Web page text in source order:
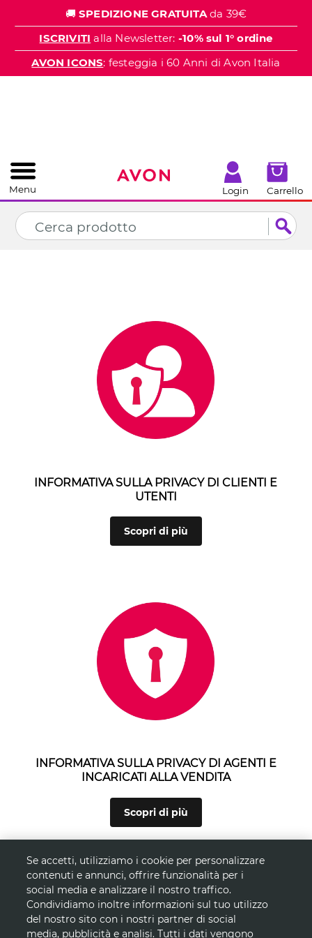
🚚 SPEDIZIONE GRATUITAda 39€
ISCRIVITI alla Newsletter: -10% sul 1° ordine
AVON ICONS: festeggia i 60 Anni di Avon Italia
Menu Login Carrello
INFORMATIVA SULLA PRIVACY DI CLIENTI E
UTENTI
Scopri di più
INFORMATIVA SULLA PRIVACY DI AGENTI E
INCARICATI ALLA VENDITA
Scopri di più
CHIUDI
Se accetti, utilizziamo i cookie per personalizzare
contenuti e annunci, offrire funzionalità per i
social media e analizzare il nostro traffico.
Condividiamo inoltre informazioni sul tuo utilizzo
del nostro sito con i nostri partner di social
media, pubblicità e analisi. Tutti i dati vengono